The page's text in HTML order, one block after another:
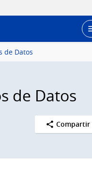
de Datos
de Datos
Compartir